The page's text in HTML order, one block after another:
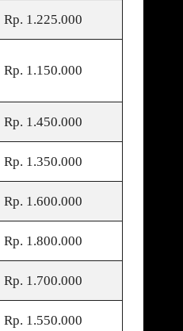
Rp. 1.225.000
Rp. 1.150.000
Rp. 1.450.000
Rp. 1.350.000
Rp. 1.600.000
Rp. 1.800.000
Rp. 1.700.000
Rp. 1.550.000